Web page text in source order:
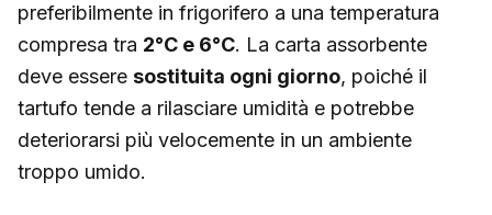
preferibilmente in frigorifero a una temperatura
compresa tra 2°C e 6°C. La carta assorbente
deve essere sostituita ogni giorno, poiché il
tartufo tende a rilasciare umidità e potrebbe
deteriorarsi più velocemente in un ambiente
troppo umido.